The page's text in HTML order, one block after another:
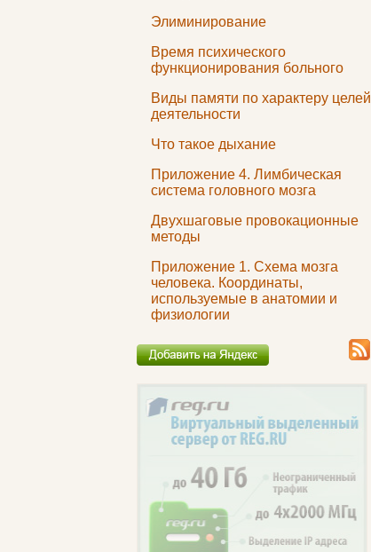
Элиминирование
Время психического
функционирования больного
Виды памяти по характеру целей
деятельности
Что такое дыхание
Приложение 4. Лимбическая
система головного мозга
Двухшаговые провокационные
методы
Приложение 1. Схема мозга
человека. Координаты,
используемые в анатомии и
физиологии